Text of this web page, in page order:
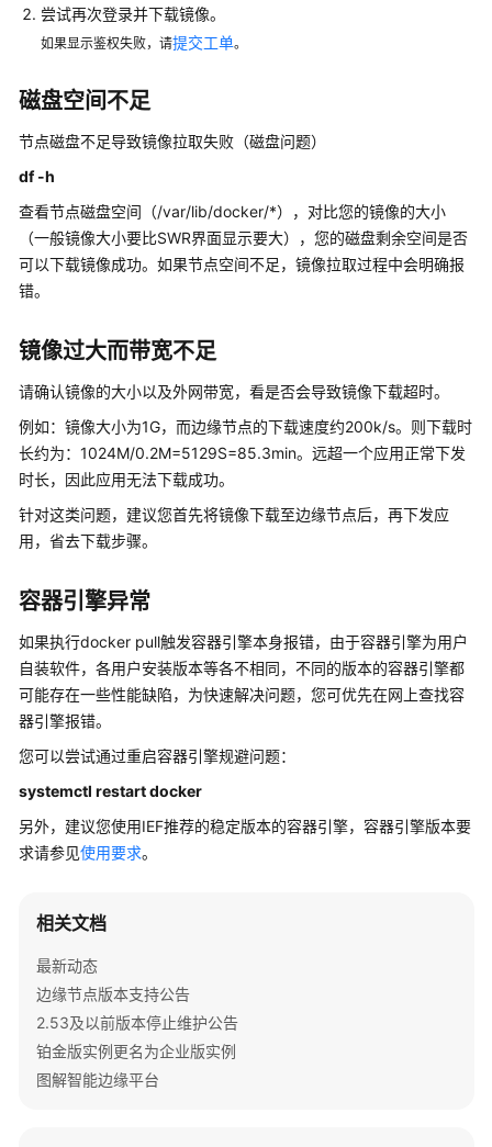
尝试再次登录并下载镜像。
如果显示鉴权失败，请提交工单。
磁盘空间不足
节点磁盘不足导致镜像拉取失败（磁盘问题）
df -h
查看节点磁盘空间（/var/lib/docker/*），对比您的镜像的大小
（一般镜像大小要比SWR界面显示要大），您的磁盘剩余空间是否
可以下载镜像成功。如果节点空间不足，镜像拉取过程中会明确报
错。
镜像过大而带宽不足
请确认镜像的大小以及外网带宽，看是否会导致镜像下载超时。
例如：镜像大小为1G，而边缘节点的下载速度约200k/s。则下载时
长约为：1024M/0.2M=5129S=85.3min。远超一个应用正常下发
时长，因此应用无法下载成功。
针对这类问题，建议您首先将镜像下载至边缘节点后，再下发应
用，省去下载步骤。
容器引擎异常
如果执行docker pull触发容器引擎本身报错，由于容器引擎为用户
自装软件，各用户安装版本等各不相同，不同的版本的容器引擎都
可能存在一些性能缺陷，为快速解决问题，您可优先在网上查找容
器引擎报错。
您可以尝试通过重启容器引擎规避问题：
systemctl restart docker
另外，建议您使用IEF推荐的稳定版本的容器引擎，容器引擎版本要
求请参见使用要求。
相关文档
最新动态
边缘节点版本支持公告
2.53及以前版本停止维护公告
铂金版实例更名为企业版实例
图解智能边缘平台